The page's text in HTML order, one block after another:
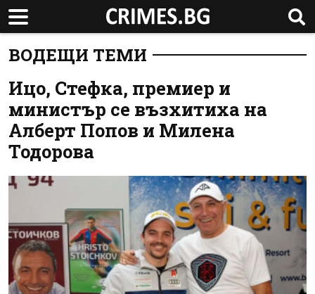
ВОДЕЩИ ТЕМИ
Ицо, Стефка, премиер и
министър се възхитиха на
Алберт Попов и Милена
Тодорова